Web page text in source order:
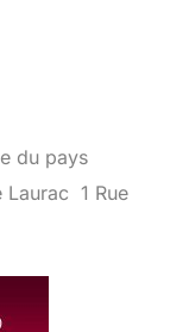
du pays
Laurac 1 Rue